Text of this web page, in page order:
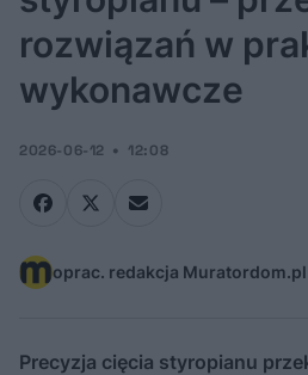
rozwiązań w
wykonawcze
2026-06-12 12:08
oprac. redakcja Muratordom.pl
Precyzja cięcia styropianu